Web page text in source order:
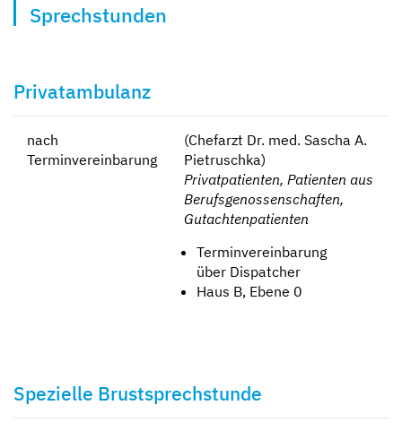
Sprechstunden
Privatambulanz
nach
Terminvereinbarung
(Chefarzt Dr. med. Sascha A.
Pietruschka)
Privatpatienten, Patienten aus
Berufsgenossenschaften,
Gutachtenpatienten
Terminvereinbarung
über Dispatcher
Haus B, Ebene 0
Spezielle Brustsprechstunde